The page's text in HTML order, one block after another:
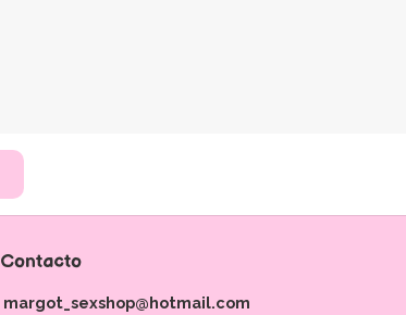
Contacto
margot_sexshop@hotmail.com